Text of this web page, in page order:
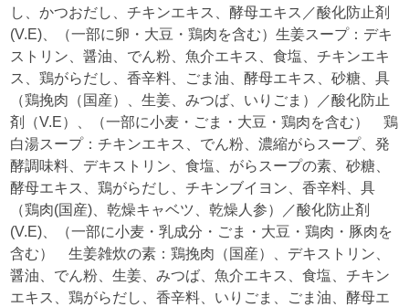
し、かつおだし、チキンエキス、酵母エキス／酸化防止剤
(V.E)、（一部に卵・大豆・鶏肉を含む）生姜スープ：デキ
ストリン、醤油、でん粉、魚介エキス、食塩、チキンエキ
ス、鶏がらだし、香辛料、ごま油、酵母エキス、砂糖、具
（鶏挽肉（国産）、生姜、みつば、いりごま）／酸化防止
剤（V.E）、（一部に小麦・ごま・大豆・鶏肉を含む） 鶏
白湯スープ：チキンエキス、でん粉、濃縮がらスープ、発
酵調味料、デキストリン、食塩、がらスープの素、砂糖、
酵母エキス、鶏がらだし、チキンブイヨン、香辛料、具
（鶏肉(国産)、乾燥キャベツ、乾燥人参）／酸化防止剤
(V.E)、（一部に小麦・乳成分・ごま・大豆・鶏肉・豚肉を
含む） 生姜雑炊の素：鶏挽肉（国産）、デキストリン、
醤油、でん粉、生姜、みつば、魚介エキス、食塩、チキン
エキス、鶏がらだし、香辛料、いりごま、ごま油、酵母エ